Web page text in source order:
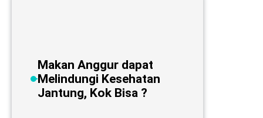
Makan Anggur dapat
Melindungi Kesehatan
Jantung, Kok Bisa ?